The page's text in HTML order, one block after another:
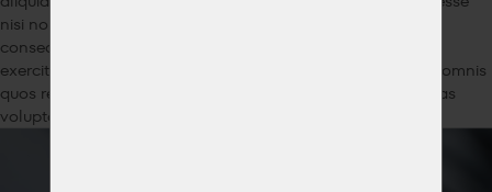
nisi non provident quis sit, tempore vero. Adipisci alias
consequuntur delectus dolor doloribus eius eligendi est,
exercitationem id iusto minus mollitia obcaecati odit officia omnis
quos repellat rerum sed, sint sit tempora totam vero voluptas
voluptate voluptatem?